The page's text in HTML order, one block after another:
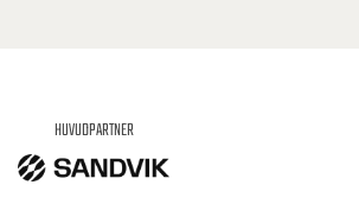
HUVUDPARTNER